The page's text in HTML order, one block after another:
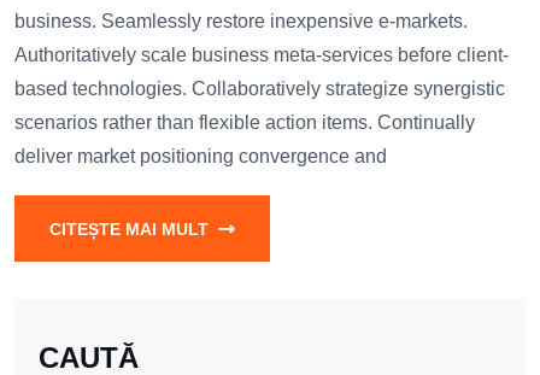
business. Seamlessly restore inexpensive e-markets.
Authoritatively scale business meta-services before client-
based technologies. Collaboratively strategize synergistic
scenarios rather than flexible action items. Continually
deliver market positioning convergence and
CITEȘTE MAI MULT
CAUTĂ